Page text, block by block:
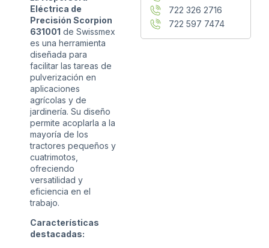
Eléctrica de
Precisión Scorpion
631001 de Swissmex
es una herramienta
diseñada para
facilitar las tareas de
pulverización en
aplicaciones
agrícolas y de
jardinería. Su diseño
permite acoplarla a la
mayoría de los
tractores pequeños y
cuatrimotos,
ofreciendo
versatilidad y
eficiencia en el
trabajo.
Características
destacadas:
722 326 2716
722 597 7474